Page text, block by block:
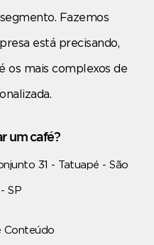
Fazemos
está precisando,
os mais complexos de
um café?
31 - Tatuapé - São
SP
Conteúdo